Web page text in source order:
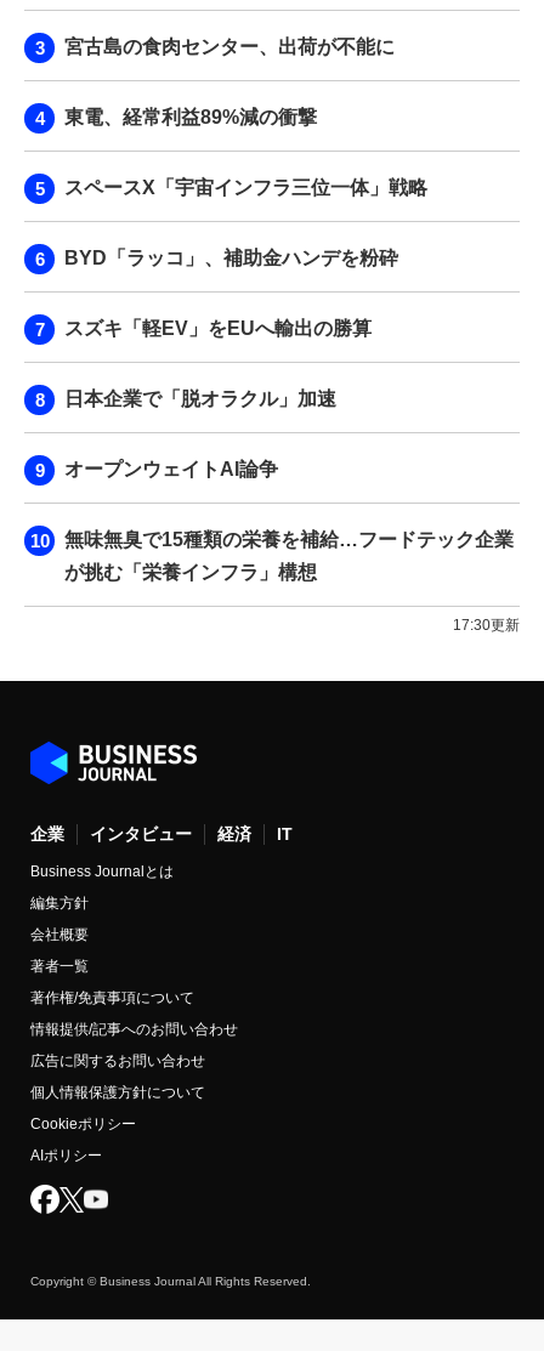
宮古島の食肉センター、出荷が不能に
東電、経常利益89%減の衝撃
スペースX「宇宙インフラ三位一体」戦略
BYD「ラッコ」、補助金ハンデを粉砕
スズキ「軽EV」をEUへ輸出の勝算
日本企業で「脱オラクル」加速
オープンウェイトAI論争
無味無臭で15種類の栄養を補給…フードテック企業
が挑む「栄養インフラ」構想
17:30更新
企業 インタビュー 経済 IT
Business Journalとは
編集方針
会社概要
著者一覧
著作権/免責事項について
情報提供/記事へのお問い合わせ
広告に関するお問い合わせ
個人情報保護方針について
Cookieポリシー
AIポリシー
Copyright © Business Journal All Rights Reserved.